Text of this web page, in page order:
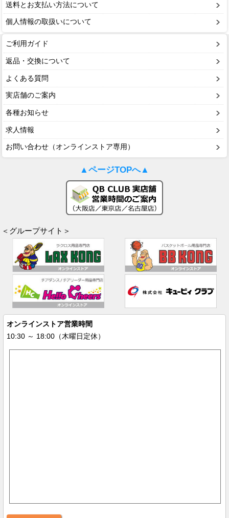
送料とお支払い方法について
個人情報の取扱いについて
ご利用ガイド
返品・交換について
よくある質問
実店舗のご案内
各種お知らせ
求人情報
お問い合わせ（オンラインストア専用）
▲ページTOPへ▲
＜グループサイト＞
オンラインストア営業時間
10:30 ～ 18:00（木曜日定休）